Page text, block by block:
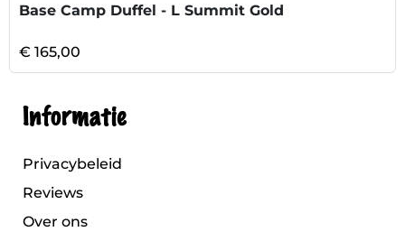
Base Camp Duffel - L Summit Gold
€ 165,00
Informatie
Privacybeleid
Reviews
Over ons